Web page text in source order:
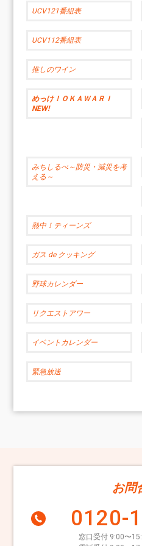
UCV121番組表
UCV112番組表
推しのワイン
めっけ！ＯＫＡＷＡＲＩ
NEW!
みちしるべ～防災・減災を考
える～
熱中！ティーンズ
ガス de クッキング
野球カレンダー
リクエストアワー
イベントカレンダー
緊急放送
お問
0120-
窓口受付 9:00〜